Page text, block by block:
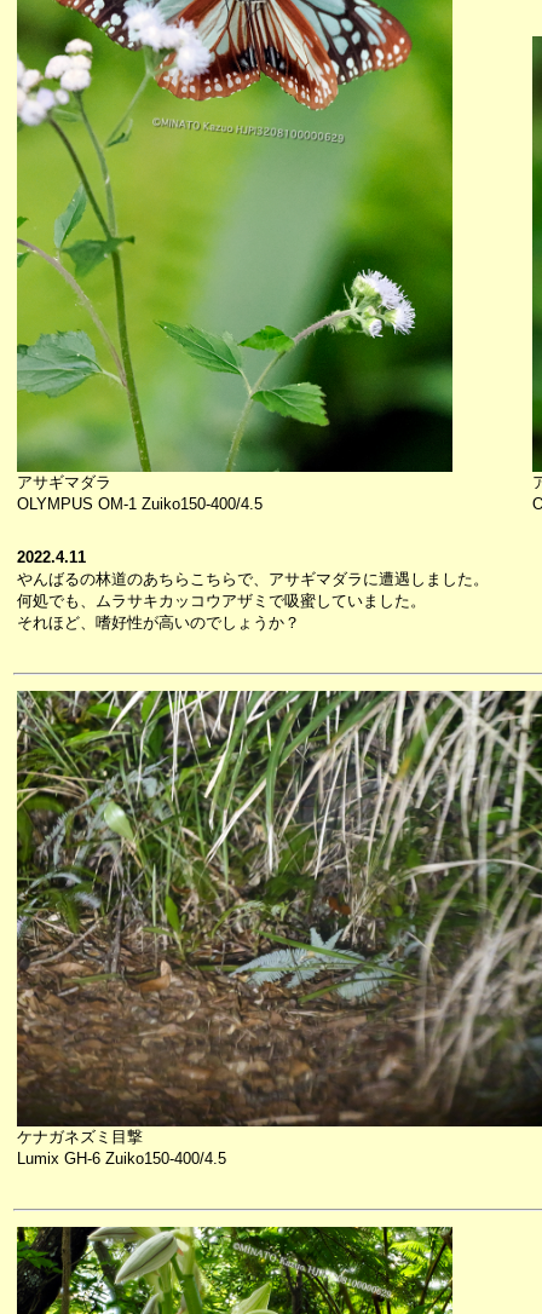
アサギマダラ
OLYMPUS OM-1 Zuiko150-400/4.5
2022.4.11
やんばるの林道のあちらこちらで、アサギマダラに遭遇しました。
何処でも、ムラサキカッコウアザミで吸蜜していました。
それほど、嗜好性が高いのでしょうか？
ケナガネズミ目撃
Lumix GH-6 Zuiko150-400/4.5